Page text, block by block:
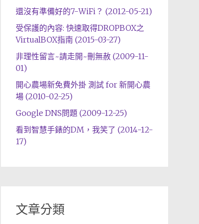
還沒有準備好的7-WiFi？ (2012-05-21)
受保護的內容: 快速取得DROPBOX之
VirtualBOX指南 (2015-03-27)
非理性留言~請走開~刪無赦 (2009-11-
01)
開心農場新免費外掛 測試 for 新開心農
場 (2010-02-25)
Google DNS問題 (2009-12-25)
看到智慧手錶的DM，我笑了 (2014-12-
17)
文章分類